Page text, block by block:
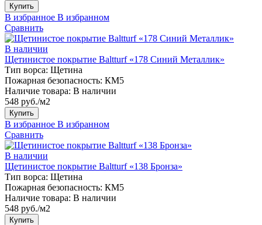
Купить
В избранное В избранном
Сравнить
В наличии
Щетинистое покрытие Baltturf «178 Синий Металлик»
Тип ворса: Щетина
Пожарная безопасность: КМ5
Наличие товара: В наличии
548 руб./м2
Купить
В избранное В избранном
Сравнить
В наличии
Щетинистое покрытие Baltturf «138 Бронза»
Тип ворса: Щетина
Пожарная безопасность: КМ5
Наличие товара: В наличии
548 руб./м2
Купить